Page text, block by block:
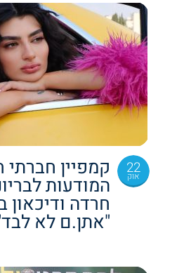
22
אוק קמפיין
המודעות
חרדה
"אתן.ם לא